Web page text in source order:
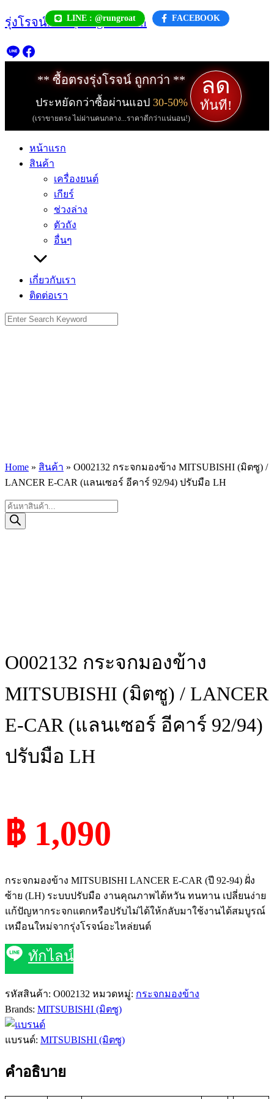
Skip
to
LINE : @rungroat FACEBOOK
รุ่งโรจน์.com | rungroat.com
** ซื้อตรงรุ่งโรจน์ ถูกกว่า **
ประหยัดกว่าซื้อผ่านแอป 30-50%
(เราขายตรง ไม่ผ่านคนกลาง...ราคาดีกว่าแน่นอน!)
ลด
ทันที!
หน้าแรก
สินค้า
เครื่องยนต์
เกียร์
ช่วงล่าง
ตัวถัง
อื่นๆ
เกี่ยวกับเรา
ติดต่อเรา
Search
for:
Home » สินค้า » O002132 กระจกมองข้าง MITSUBISHI (มิตซู) /
LANCER E-CAR (แลนเซอร์ อีคาร์ 92/94) ปรับมือ LH
Products
search
O002132 กระจกมองข้าง
MITSUBISHI (มิตซู) / LANCER
E-CAR (แลนเซอร์ อีคาร์ 92/94)
ปรับมือ LH
฿ 1,090
กระจกมองข้าง MITSUBISHI LANCER E-CAR (ปี 92-94) ฝั่ง
ซ้าย (LH) ระบบปรับมือ งานคุณภาพไต้หวัน ทนทาน เปลี่ยนง่าย
แก้ปัญหากระจกแตกหรือปรับไม่ได้ให้กลับมาใช้งานได้สมบูรณ์
เหมือนใหม่จากรุ่งโรจน์อะไหล่ยนต์
ทักไลน์
รหัสสินค้า: O002132 หมวดหมู่: กระจกมองข้าง
Brands: MITSUBISHI (มิตซู)
แบรนด์: MITSUBISHI (มิตซู)
คำอธิบาย